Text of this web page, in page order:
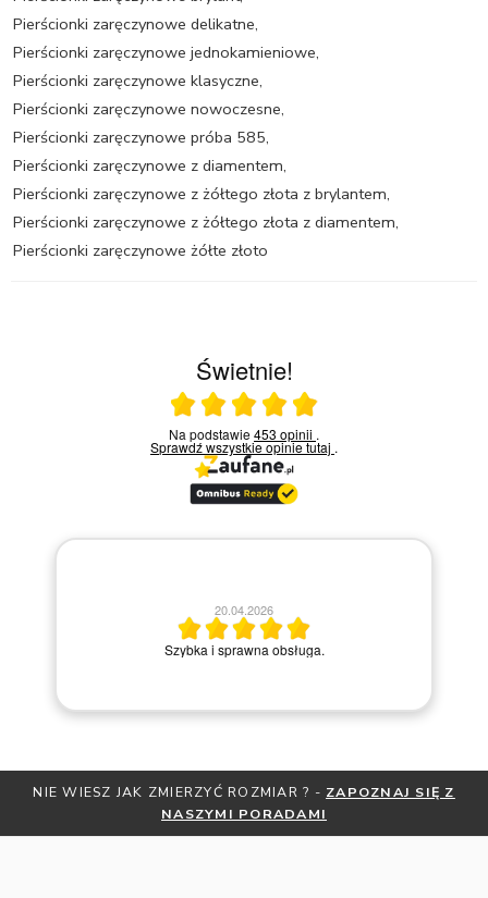
Pierścionki zaręczynowe delikatne,
Pierścionki zaręczynowe jednokamieniowe,
Pierścionki zaręczynowe klasyczne,
Pierścionki zaręczynowe nowoczesne,
Pierścionki zaręczynowe próba 585,
Pierścionki zaręczynowe z diamentem,
Pierścionki zaręczynowe z żółtego złota z brylantem,
Pierścionki zaręczynowe z żółtego złota z diamentem,
Pierścionki zaręczynowe żółte złoto
Świetnie!
Ocena średnia 5 na 5
Na podstawie453 opinii .
Sprawdź wszystkie opinietutaj .
20.04.2026
Szybka i sprawna obsługa.
JAK ZMIERZYĆ ROZMIAR ? - ZAPOZNAJ SIĘ Z
NASZYMI PORADAMI
OTRZYMAJ